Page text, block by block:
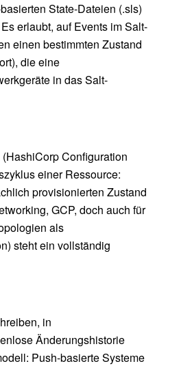
State-Dateien (.sls)
erlaubt, auf Events im Salt-
einen bestimmten Zustand
die eine
in das Salt-
Configuration
einer Ressource:
provisionierten Zustand
GCP, doch auch für
als
steht ein vollständig
in
Änderungshistorie
Push-basierte Systeme